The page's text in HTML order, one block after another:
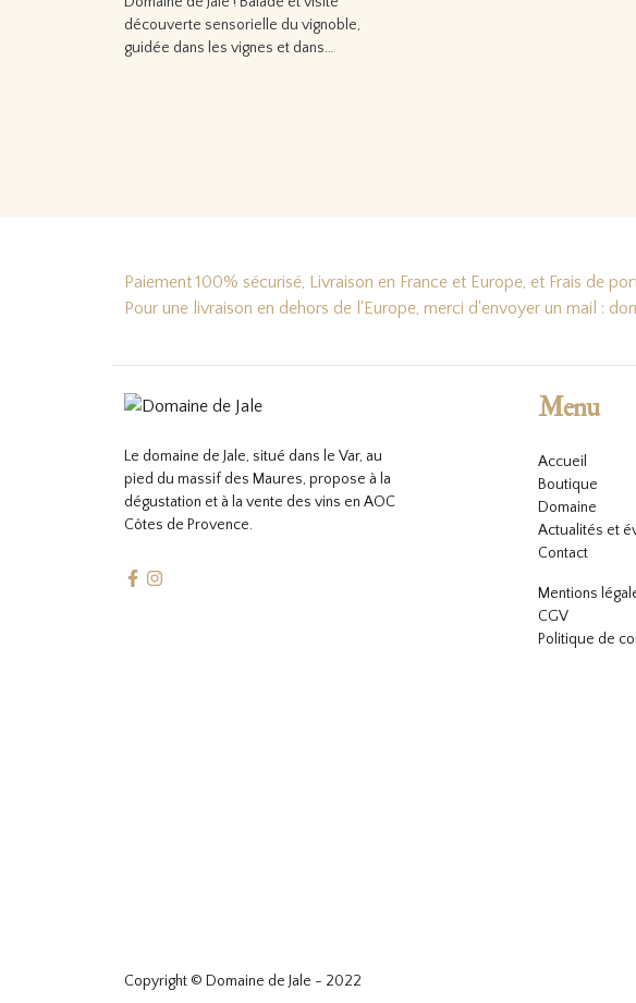
découverte sensorielle du vignoble,
guidée dans les vignes et dans…
Paiement 100% sécurisé, Livraison en France et Europe, et Frais de
Pour une livraison en dehors de l'Europe, merci d'envoyer un mail :
Le domaine de Jale, situé dans le Var, au
pied du massif des Maures, propose à la
dégustation et à la vente des vins en AOC
Côtes de Provence.
Menu
Accueil
Boutique
Domaine
Actualités et
Contact
Mentions
CGV
Politique de
Copyright © Domaine de Jale - 2022